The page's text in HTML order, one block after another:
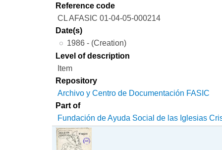
Reference code
CL AFASIC 01-04-05-000214
Date(s)
1986 - (Creation)
Level of description
Item
Repository
Archivo y Centro de Documentación FASIC
Part of
Fundación de Ayuda Social de las Iglesias